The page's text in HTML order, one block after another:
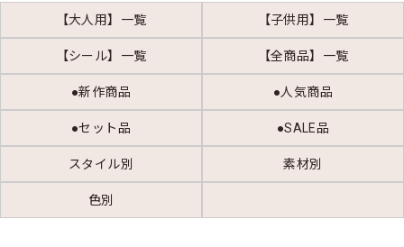
【大人用】一覧 【子供用】一覧
【シール】一覧 【全商品】一覧
●新作商品 ●人気商品
●セット品 ●SALE品
スタイル別 素材別
色別